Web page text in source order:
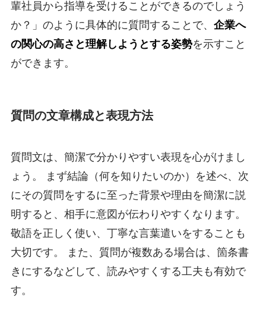
輩社員から指導を受けることができるのでしょう
か？」のように具体的に質問することで、 企業へ
の関心の高さと理解しようとする姿勢を示すこと
ができます。
質問の文章構成と表現方法
質問文は、簡潔で分かりやすい表現を心がけまし
ょう。 まず結論（何を知りたいのか）を述べ、次
にその質問をするに至った背景や理由を簡潔に説
明すると、相手に意図が伝わりやすくなります。
敬語を正しく使い、丁寧な言葉遣いをすることも
大切です。 また、質問が複数ある場合は、箇条書
きにするなどして、読みやすくする工夫も有効で
す。